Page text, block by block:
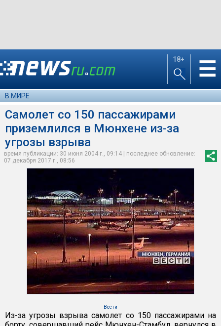
18+ ☰
В МИРЕ
Самолет со 150 пассажирами
приземлился в Мюнхене из-за
угрозы взрыва
время публикации: 30 июня 2004 г., 09:14 | последнее обновление:
07 декабря 2017 г., 08:56
Вести
Из-за угрозы взрыва самолет со 150 пассажирами на